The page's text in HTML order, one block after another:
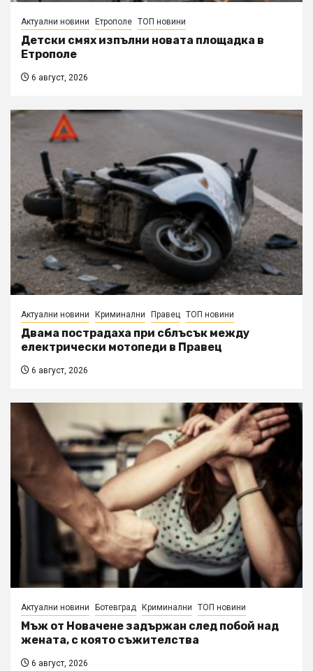
Актуални новини Етрополе ТОП новини
Детски смях изпълни новата площадка в
Етрополе
6 август, 2026
Актуални новини Криминални Правец ТОП новини
Двама пострадаха при сблъсък между
електрически мотопеди в Правец
6 август, 2026
Актуални новини Ботевград Криминални ТОП новини
Мъж от Новачене задържан след побой над
жената, с която съжителства
6 август, 2026